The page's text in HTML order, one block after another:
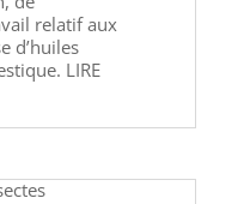
relatif aux
d’huiles
LIRE